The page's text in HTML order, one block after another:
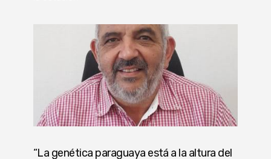
“La genética paraguaya está a la altura del